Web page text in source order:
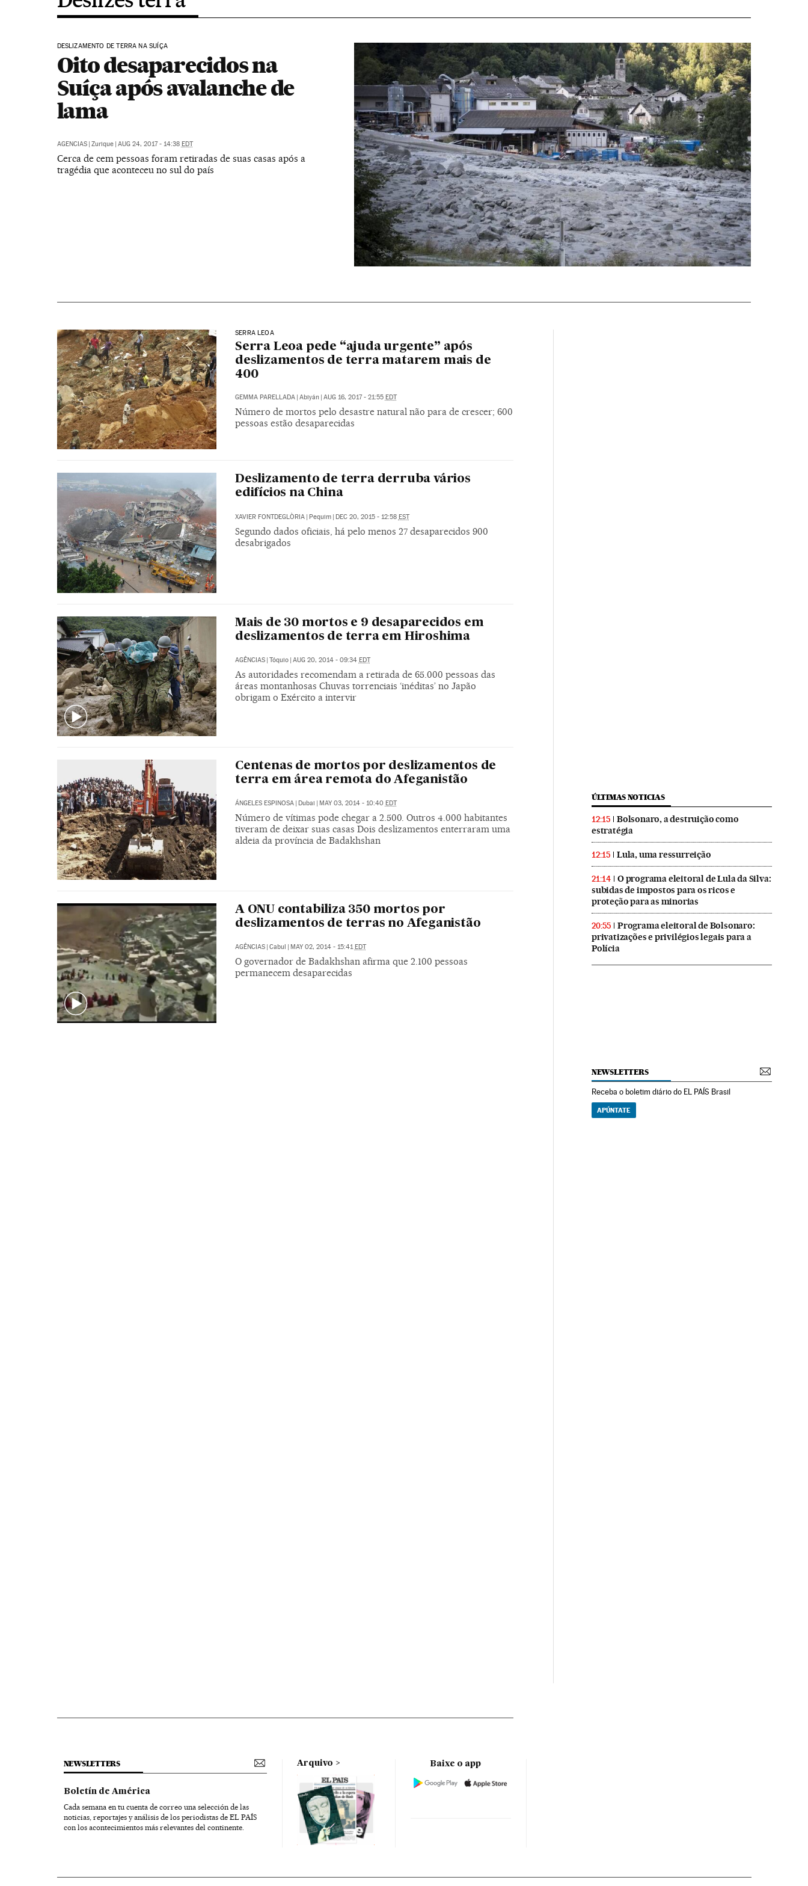
DESLIZAMENTO DE TERRA NA SUÍÇA
Oito desaparecidos na
Suíça após avalanche de
lama
AGENCIAS | Zurique | AUG 24, 2017 - 14:38 EDT
Cerca de cem pessoas foram retiradas de suas casas após a
tragédia que aconteceu no sul do país
SERRA LEOA
Serra Leoa pede “ajuda urgente” após
deslizamentos de terra matarem mais de
400
GEMMA PARELLADA | Abiyán | AUG 16, 2017 - 21:55 EDT
Número de mortos pelo desastre natural não para de crescer; 600
pessoas estão desaparecidas
Deslizamento de terra derruba vários
edifícios na China
XAVIER FONTDEGLÒRIA | Pequim | DEC 20, 2015 - 12:58 EST
Segundo dados oficiais, há pelo menos 27 desaparecidos 900
desabrigados
Mais de 30 mortos e 9 desaparecidos em
deslizamentos de terra em Hiroshima
AGÊNCIAS | Tóquio | AUG 20, 2014 - 09:34 EDT
As autoridades recomendam a retirada de 65.000 pessoas das
áreas montanhosas Chuvas torrenciais ‘inéditas’ no Japão
obrigam o Exército a intervir
Centenas de mortos por deslizamentos de
terra em área remota do Afeganistão
ÁNGELES ESPINOSA | Dubai | MAY 03, 2014 - 10:40 EDT
Número de vítimas pode chegar a 2.500. Outros 4.000 habitantes
tiveram de deixar suas casas Dois deslizamentos enterraram uma
aldeia da província de Badakhshan
A ONU contabiliza 350 mortos por
deslizamentos de terras no Afeganistão
AGÊNCIAS Cabul MAY 02, 2014 - 15:41 EDT
O governador de Badakhshan afirma que 2.100 pessoas
permanecem desaparecidas
ÚLTIMAS NOTICIAS
12:15
Bolsonaro, a destruição como
estratégia
12:15 Lula, uma ressurreição
21:14
O programa eleitoral de Lula da Silva:
subidas de impostos para os ricos e
proteção para as minorias
20:55
Programa eleitoral de Bolsonaro:
privatizações e privilégios legais para a
Polícia
NEWSLETTERS
Receba o boletim diário do EL PAÍS Brasil
APÚNTATE
NEWSLETTERS
Boletín de América
Cada semana en tu cuenta de correo una selección de las
noticias, reportajes y análisis de los periodistas de EL PAÍS
con los acontecimientos más relevantes del continente.
Arquivo Baixe o app